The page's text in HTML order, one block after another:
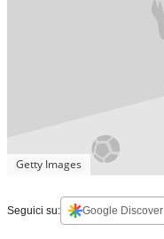
Getty Images
Seguici su: Google Discover